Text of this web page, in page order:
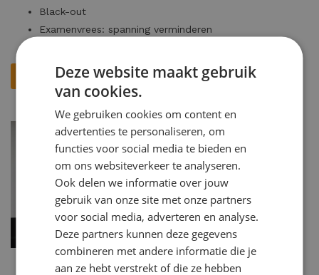
Black-out
Examenvrees: spanning verminderen
Ik heb interesse
Deze website maakt gebruik
van cookies.
We gebruiken cookies om content en
advertenties te personaliseren, om
functies voor social media te bieden en
om ons websiteverkeer te analyseren.
Ook delen we informatie over jouw
gebruik van onze site met onze partners
voor social media, adverteren en analyse.
Deze partners kunnen deze gegevens
combineren met andere informatie die je
aan ze hebt verstrekt of die ze hebben